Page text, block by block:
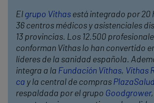
El grupo Vithas está integrado por 20
36 centros médicos y asistenciales
13 provincias. Los 12.500
conforman Vithas lo han convertido
líderes de la sanidad española.
integra a la Fundación Vithas, Vithas
ca y la central de compras PlazaSalud
respaldada por el grupo Goodgrower